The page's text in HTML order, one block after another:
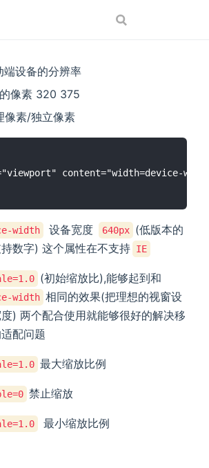
端设备的分辨率
像素 320 375
像素/独立像素
width 设备宽度 640px (低版本的
数字) 这个属性在不支持 IE
(初始缩放比),能够起到和
width 相同的效果(把理想的视窗设
) 两个配合使用就能够很好的解决移
配问题
最大缩放比例
禁止缩放
最小缩放比例